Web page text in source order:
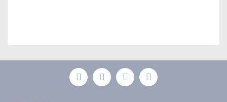
Yorum Yaz
formunu kullanarak tarafımıza iletebilirsiniz.
Görüş ve önerileriniz için teşekkür ederiz.